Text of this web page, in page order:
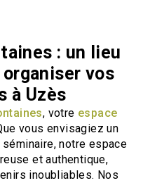
: un lieu
vos
à Uzès
, votre espace
vous envisagiez un
séminaire, notre espace
et authentique,
inoubliables. Nos